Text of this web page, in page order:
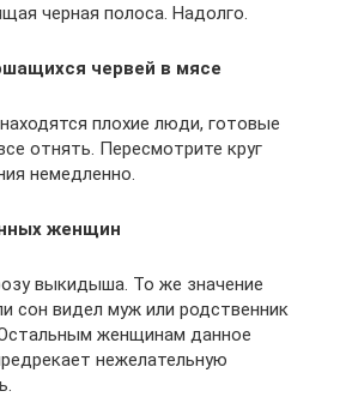
черная полоса. Надолго.
червей в мясе
плохие люди, готовые
отнять. Пересмотрите круг
немедленно.
женщин
выкидыша. То же значение
сон видел муж или родственник
женщинам данное
нежелательную